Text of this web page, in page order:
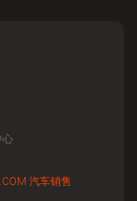
心
汽车销售